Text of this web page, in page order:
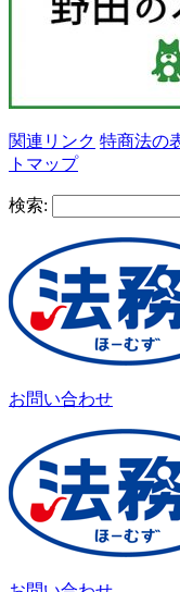
関連リンク 特商法の
トマップ
検索:
お問い合わせ